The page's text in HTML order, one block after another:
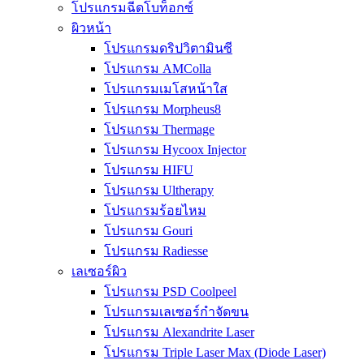
โปรแกรมฉีดโบท็อกซ์
ผิวหน้า
โปรแกรมดริปวิตามินซี
โปรแกรม AMColla
โปรแกรมเมโสหน้าใส
โปรแกรม Morpheus8
โปรแกรม Thermage
โปรแกรม Hycoox Injector
โปรแกรม HIFU
โปรแกรม Ultherapy
โปรแกรมร้อยไหม
โปรแกรม Gouri
โปรแกรม Radiesse
เลเซอร์ผิว
โปรแกรม PSD Coolpeel
โปรแกรมเลเซอร์กำจัดขน
โปรแกรม Alexandrite Laser
โปรแกรม Triple Laser Max (Diode Laser)